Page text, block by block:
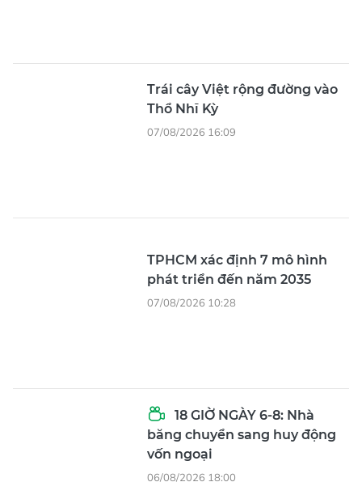
Trái cây Việt rộng đường vào
Thổ Nhĩ Kỳ
07/08/2026 16:09
TPHCM xác định 7 mô hình
phát triển đến năm 2035
07/08/2026 10:28
18 GIỜ NGÀY 6-8: Nhà
băng chuyển sang huy động
vốn ngoại
06/08/2026 18:00